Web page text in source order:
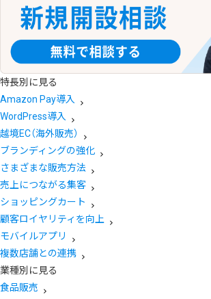
特長別に見る
Amazon Pay導入
WordPress導入
越境EC（海外販売）
ブランディングの強化
さまざまな販売方法
売上につながる集客
ショッピングカート
顧客ロイヤリティを向上
モバイルアプリ
複数店舗との連携
業種別に見る
食品販売